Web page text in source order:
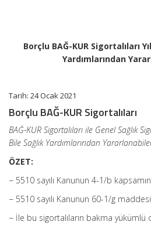
Borçlu BAĞ-KUR Sigortalıları
Yardımlarından
Tarih: 24 Ocak 2021
Borçlu BAĞ-KUR Sigortalıları
BAĞ-KUR Sigortalıları ile Genel Sağlık
Bile Sağlık Yardımlarından
ÖZET:
− 5510 sayılı Kanunun 4-1/b
− 5510 sayılı Kanunun 60-1/g
− İle bu sigortalıların bakma yükümlü